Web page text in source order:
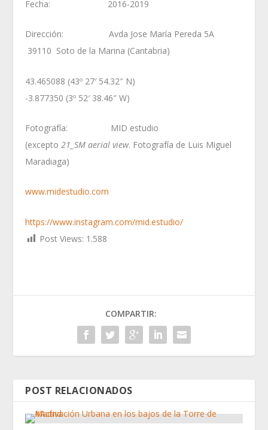
Fecha: 2016-2019
Dirección: Avda Jose María Pereda 5A
39110 Soto de la Marina (Cantabria)
43.465088 (43º 27′ 54.32″ N)
-3.877350 (3º 52′ 38.46″ W)
Fotografía: MID estudio
(excepto21_SM aerial view. Fotografía de Luis Miguel
Maradiaga)
www.midestudio.com
https://www.instagram.com/mid.estudio/
Post Views: 1.588
COMPARTIR:
POST RELACIONADOS